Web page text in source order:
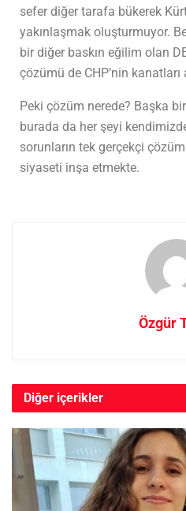
sefer diğer tarafa bükerek
yakınlaşmak oluşturmuyor.
bir diğer baskın eğilim olan
çözümü de CHP’nin
Peki çözüm nerede? Başka
burada da her şeyi
sorunların tek gerçekçi
siyaseti inşa etmekte.
Özgür
Diğer içerikler